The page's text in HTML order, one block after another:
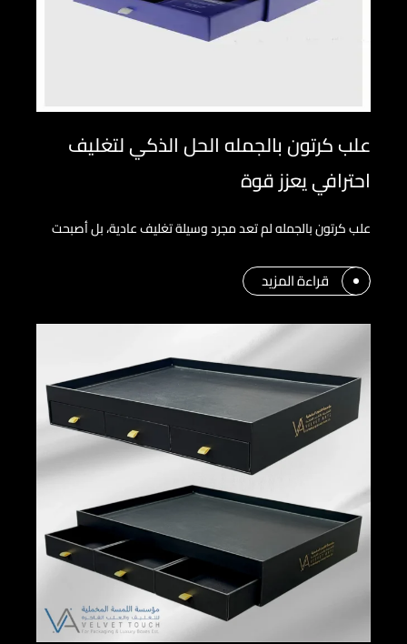
علب كرتون بالجمله الحل الذكي لتغليف
احترافي يعزز قوة
علب كرتون بالجمله لم تعد مجرد وسيلة تغليف عادية، بل أصبحت
قراءة المزيد